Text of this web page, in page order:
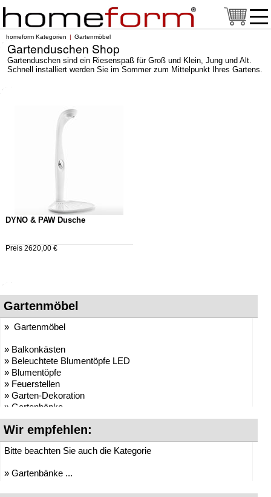
homeform Kategorien Gartenmöbel
Gartenduschen Shop
Gartenduschen sind ein Riesenspaß für Groß und Klein, Jung und Alt.
Schnell installiert werden Sie im Sommer zum Mittelpunkt Ihres Gartens.
DYNO & PAW Dusche
Preis 2620,00 €
Gartenmöbel
» Gartenmöbel
» Balkonkästen
» Beleuchtete Blumentöpfe LED
» Blumentöpfe
» Feuerstellen
» Garten-Dekoration
» Gartenbänke
»Gartenduschen
» Gartenliegen
» Gartenmöbel
» Gartensessel
» Gartenstühle
Wir empfehlen:
Bitte beachten Sie auch die Kategorie
» Gartenbänke ...